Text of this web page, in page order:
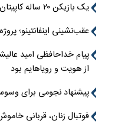
یک بازیکن ۲۰ ساله کاپیتان جدید استقلال
عقب‌نشینی اینفانتینو؛
پیام خداحافظی امید
از هویت و رویاهایم بود
پیشنهاد نجومی برای
فوتبال زنان، قربانی